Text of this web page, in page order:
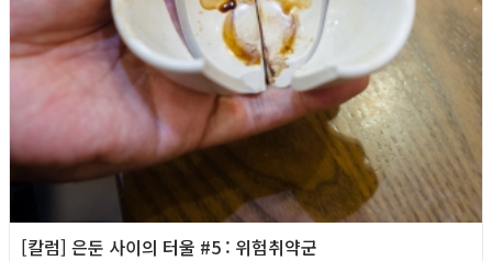
[칼럼] 은둔 사이의 터울 #5 : 위험취약군